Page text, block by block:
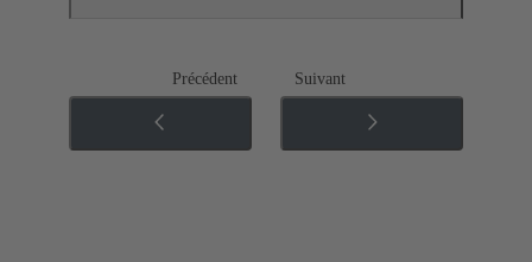
Précédent Suivant